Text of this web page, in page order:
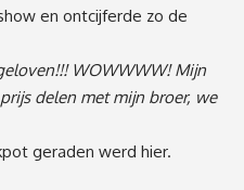
en ontcijferde zo de
WOWWWW! Mijn
delen met mijn broer, we
geraden werd hier.